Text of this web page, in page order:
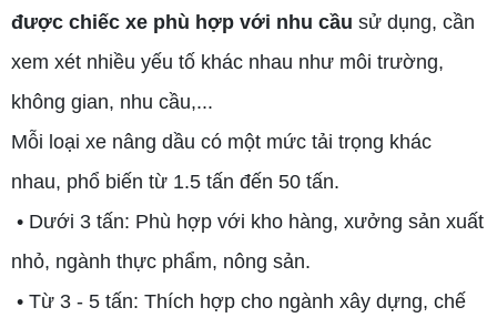
được chiếc xe phù hợp với nhu cầu sử dụng, cần
xem xét nhiều yếu tố khác nhau như môi trường,
không gian, nhu cầu,...
Mỗi loại xe nâng dầu có một mức tải trọng khác
nhau, phổ biến từ 1.5 tấn đến 50 tấn.
• Dưới 3 tấn: Phù hợp với kho hàng, xưởng sản xuất
nhỏ, ngành thực phẩm, nông sản.
• Từ 3 - 5 tấn: Thích hợp cho ngành xây dựng, chế